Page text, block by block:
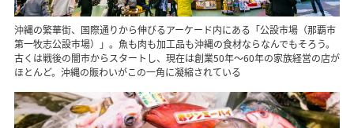
沖縄の繁華街、国際通りから伸びるアーケード内にある「公設市場（那覇市
第一牧志公設市場）」。魚も肉も加工品も沖縄の食材ならなんでもそろう。
古くは戦後の闇市からスタートし、現在は創業50年～60年の家族経営の店が
ほとんど。沖縄の賑わいがこの一角に凝縮されている